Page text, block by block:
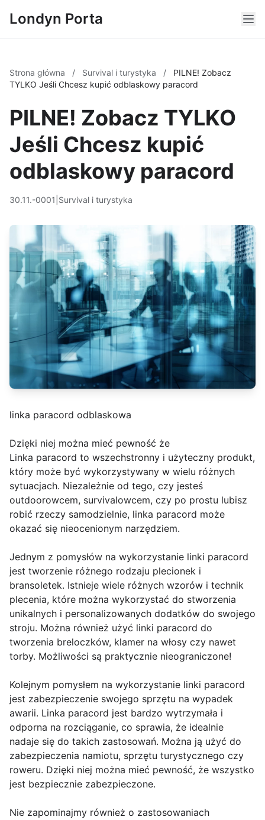
Londyn Porta
Strona główna / Survival i turystyka /
PILNE! Zobacz
TYLKO Jeśli Chcesz kupić odblaskowy paracord
PILNE! Zobacz TYLKO
Jeśli Chcesz kupić
odblaskowy paracord
30.11.-0001 Survival i turystyka
linka paracord odblaskowa
Dzięki niej można mieć pewność że
Linka paracord to wszechstronny i użyteczny produkt,
który może być wykorzystywany w wielu różnych
sytuacjach. Niezależnie od tego, czy jesteś
outdoorowcem, survivalowcem, czy po prostu lubisz
robić rzeczy samodzielnie, linka paracord może
okazać się nieocenionym narzędziem.
Jednym z pomysłów na wykorzystanie linki paracord
jest tworzenie różnego rodzaju plecionek i
bransoletek. Istnieje wiele różnych wzorów i technik
plecenia, które można wykorzystać do stworzenia
unikalnych i personalizowanych dodatków do swojego
stroju. Można również użyć linki paracord do
tworzenia breloczków, klamer na włosy czy nawet
torby. Możliwości są praktycznie nieograniczone!
Kolejnym pomysłem na wykorzystanie linki paracord
jest zabezpieczenie swojego sprzętu na wypadek
awarii. Linka paracord jest bardzo wytrzymała i
odporna na rozciąganie, co sprawia, że idealnie
nadaje się do takich zastosowań. Można ją użyć do
zabezpieczenia namiotu, sprzętu turystycznego czy
roweru. Dzięki niej można mieć pewność, że wszystko
jest bezpiecznie zabezpieczone.
Nie zapominajmy również o zastosowaniach